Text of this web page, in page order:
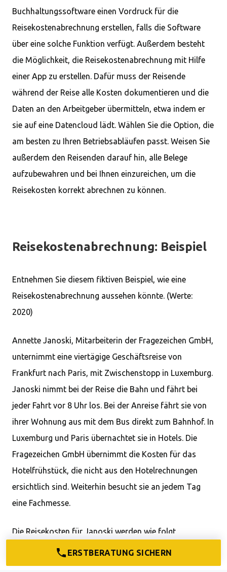
Buchhaltungssoftware einen Vordruck für die
Reisekostenabrechnung erstellen, falls die Software
über eine solche Funktion verfügt. Außerdem besteht
die Möglichkeit, die Reisekostenabrechnung mit Hilfe
einer App zu erstellen. Dafür muss der Reisende
während der Reise alle Kosten dokumentieren und die
Daten an den Arbeitgeber übermitteln, etwa indem er
sie auf eine Datencloud lädt. Wählen Sie die Option, die
am besten zu Ihren Betriebsabläufen passt. Weisen Sie
außerdem den Reisenden darauf hin, alle Belege
aufzubewahren und bei Ihnen einzureichen, um die
Reisekosten korrekt abrechnen zu können.
Reisekostenabrechnung: Beispiel
Entnehmen Sie diesem fiktiven Beispiel, wie eine
Reisekostenabrechnung aussehen könnte. (Werte:
2020)
Annette Janoski, Mitarbeiterin der Fragezeichen GmbH,
unternimmt eine viertägige Geschäftsreise von
Frankfurt nach Paris, mit Zwischenstopp in Luxemburg.
Janoski nimmt bei der Reise die Bahn und fährt bei
jeder Fahrt vor 8 Uhr los. Bei der Anreise fährt sie von
ihrer Wohnung aus mit dem Bus direkt zum Bahnhof. In
Luxemburg und Paris übernachtet sie in Hotels. Die
Fragezeichen GmbH übernimmt die Kosten für das
Hotelfrühstück, die nicht aus den Hotelrechnungen
ersichtlich sind. Weiterhin besucht sie an jedem Tag
eine Fachmesse.
Die Reisekosten für Janoski werden wie folgt
abgerechnet:
ERSTBERATUNG SICHERN